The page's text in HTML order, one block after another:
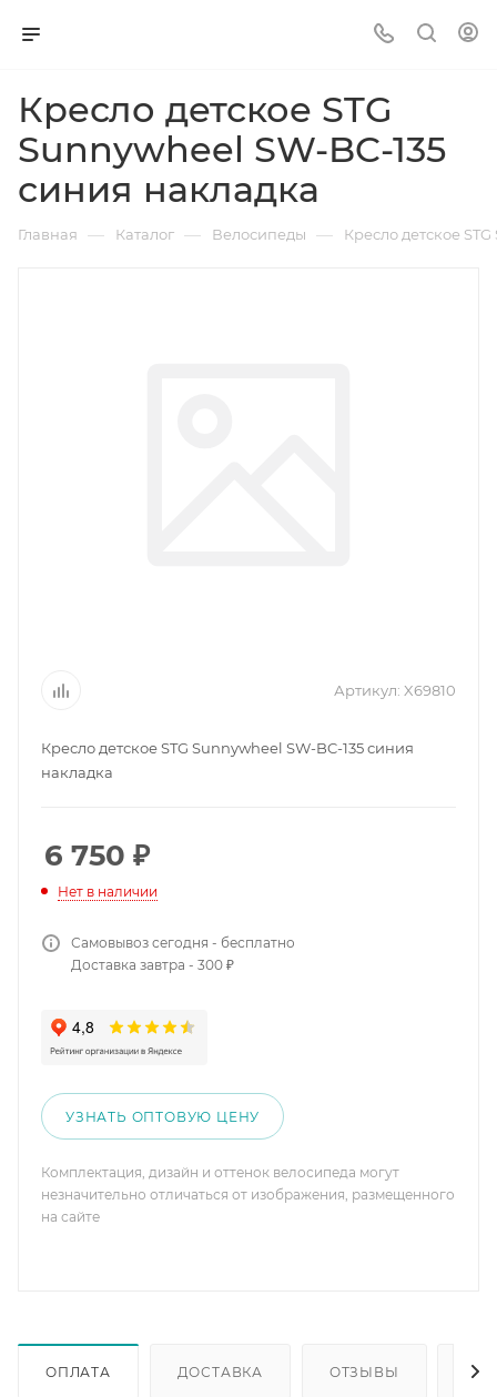
Кресло детское STG
Sunnywheel SW-BC-135
синия накладка
Главная — Каталог — Велосипеды — Кресло детское
Артикул: X69810
Кресло детское STG Sunnywheel SW-BC-135 синия
накладка
6 750 ₽
Нет в наличии
Самовывоз сегодня - бесплатно
Доставка завтра - 300 ₽
УЗНАТЬ ОПТОВУЮ ЦЕНУ
Комплектация, дизайн и оттенок велосипеда могут
незначительно отличаться от изображения, размещенного
на сайте
ОПЛАТА ДОСТАВКА ОТЗЫВЫ